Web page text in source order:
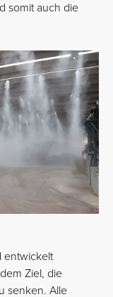
somit auch die
entwickelt
Ziel, die
senken. Alle